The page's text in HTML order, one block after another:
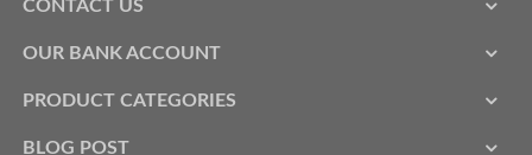
CONTACT US
OUR BANK ACCOUNT
PRODUCT CATEGORIES
BLOG POST